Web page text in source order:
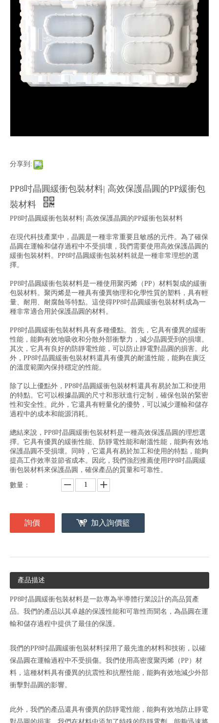
分享到:
PP8吋晶圓緩衝包裝材料| 高效保護晶圓的PP緩衝包
裝材料
PP8吋晶圓緩衝包裝材料| 高效保護晶圓的PP緩衝包裝材料
在現代科技產業中，晶圓是一種非常重要且敏感的元件。為了確保
晶圓在運輸和儲存過程中不受損壞，我們需要使用高效保護晶圓的
緩衝包裝材料。PP8吋晶圓緩衝包裝材料就是一種非常理想的選
擇。
PP8吋晶圓緩衝包裝材料是一種使用聚丙烯（PP）材料製成的緩衝
包裝材料。聚丙烯是一種具有優異物理和化學性質的塑料，具有輕
量、耐用、耐腐蝕等特點。這使得PP8吋晶圓緩衝包裝材料成為一
種非常適合用於保護晶圓的材料。
PP8吋晶圓緩衝包裝材料具有多種優點。首先，它具有優異的緩衝
性能，能夠有效地吸收和分散外部衝擊力，減少晶圓受到的損壞。
其次，它具有良好的防靜電性能，可以防止靜電對晶圓的損害。此
外，PP8吋晶圓緩衝包裝材料還具有優異的耐溫性能，能夠在廣泛
的溫度範圍內保持穩定的性能。
除了以上優點外，PP8吋晶圓緩衝包裝材料還具有易於加工和使用
的特點。它可以根據晶圓的尺寸和形狀進行定制，確保包裝的緊密
性和安全性。此外，它還具有輕量化的優勢，可以減少運輸和儲存
過程中的成本和能源消耗。
總結來說，PP8吋晶圓緩衝包裝材料是一種高效保護晶圓的理想選
擇。它具有優異的緩衝性能、防靜電性能和耐溫性能，能夠有效地
保護晶圓不受損壞。同時，它還具有易於加工和使用的特點，能夠
提高工作效率並節省成本。因此，我們強烈推薦使用PP8吋晶圓緩
衝包裝材料來保護晶圓，確保產品的質量和可靠性。
數量：
詢價 加入詢價籃
產品描述
PP8吋晶圓緩衝包裝材料是一款專為半導體行業設計的高品質產
品。我們的產品以其卓越的保護性能和可靠性而聞名，為晶圓在運
輸和儲存過程中提供了最佳的保護。
我們的PP8吋晶圓緩衝包裝材料採用了最先進的材料和技術，以確
保晶圓在運輸過程中不受損傷。我們使用高密度聚丙烯（PP）材
料，這種材料具有優異的抗震性和抗壓性能，能夠有效地減少外部
衝擊對晶圓的影響。
此外，我們的產品還具有優異的防靜電性能，能夠有效地防止靜電